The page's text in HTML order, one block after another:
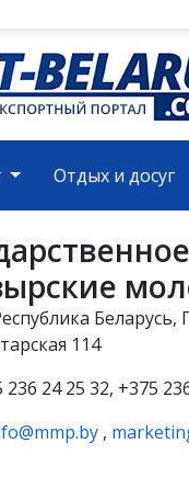
Отдых и досуг
114
236 24 25 32, +375
,